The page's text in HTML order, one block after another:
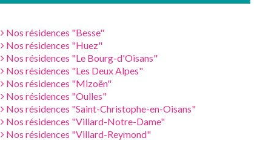
Nos résidences "Besse"
Nos résidences "Huez"
Nos résidences "Le Bourg-d'Oisans"
Nos résidences "Les Deux Alpes"
Nos résidences "Mizoën"
Nos résidences "Oulles"
Nos résidences "Saint-Christophe-en-Oisans"
Nos résidences "Villard-Notre-Dame"
Nos résidences "Villard-Reymond"